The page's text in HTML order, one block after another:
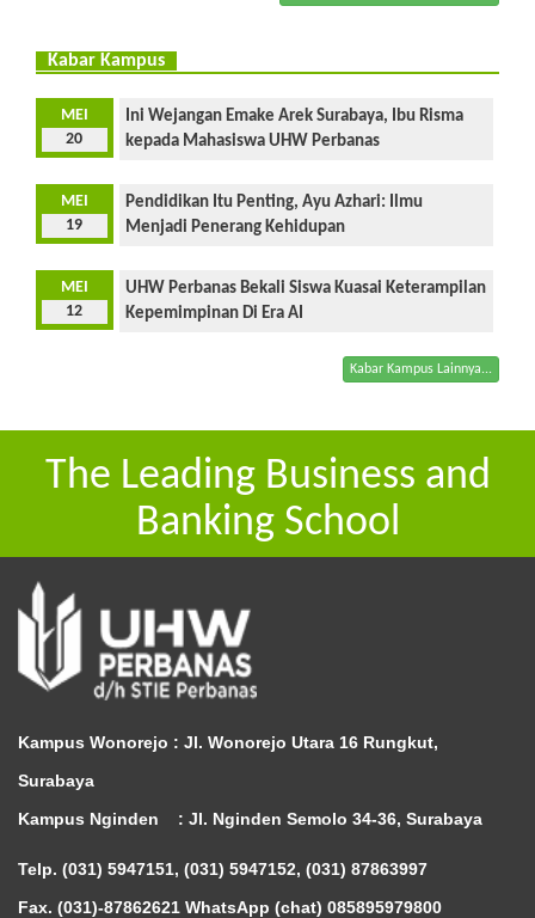
Kabar Kampus
MEI
20
Ini Wejangan Emake Arek Surabaya, Ibu Risma
kepada Mahasiswa UHW Perbanas
MEI
19
Pendidikan Itu Penting, Ayu Azhari: Ilmu
Menjadi Penerang Kehidupan
MEI
12
UHW Perbanas Bekali Siswa Kuasai Keterampilan
Kepemimpinan Di Era AI
Kabar Kampus Lainnya...
The Leading Business and
Banking School
Kampus Wonorejo : Jl. Wonorejo Utara 16 Rungkut,
Surabaya
Kampus Nginden : Jl. Nginden Semolo 34-36, Surabaya
Telp. (031) 5947151, (031) 5947152, (031) 87863997
Fax. (031)-87862621 WhatsApp (chat) 085895979800